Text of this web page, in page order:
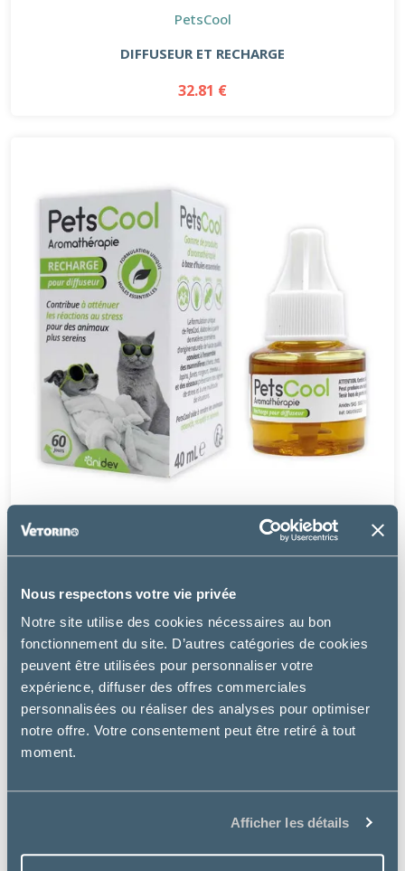
Nous respectons votre vie privée
Notre site utilise des cookies nécessaires au bon
fonctionnement du site. D’autres catégories de cookies
peuvent être utilisées pour personnaliser votre
expérience, diffuser des offres commerciales
personnalisées ou réaliser des analyses pour optimiser
notre offre. Votre consentement peut être retiré à tout
moment.
Afficher les détails
PetsCool
DIFFUSEUR ET RECHARGE
32.81 €
29.78 €